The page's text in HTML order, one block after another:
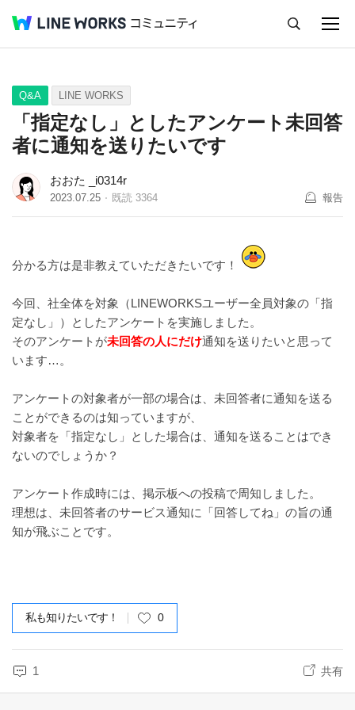
Q&A Tips Ideas
Q&A LINE WORKS
「指定なし」としたアンケート未回答
者に通知を送りたいです
おおた _i0314r
2023.07.25 既読 3364 報告
分かる方は是非教えていただきたいです！
今回、社全体を対象（LINEWORKSユーザー全員対象の「指
定なし」）としたアンケートを実施しました。
そのアンケートが未回答の人にだけ通知を送りたいと思って
います…。
アンケートの対象者が一部の場合は、未回答者に通知を送る
ことができるのは知っていますが、
対象者を「指定なし」とした場合は、通知を送ることはでき
ないのでしょうか？​
アンケート作成時には、掲示板への投稿で周知しました。
理想は、未回答者のサービス通知に「回答してね」の旨の通
知が飛ぶことです。
私も知りたいです！ 0
1 共有